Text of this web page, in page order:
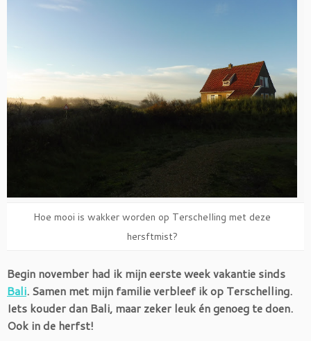
Hoe mooi is wakker worden op Terschelling met deze
hersftmist?
Begin november had ik mijn eerste week vakantie sinds
Bali. Samen met mijn familie verbleef ik op Terschelling.
Iets kouder dan Bali, maar zeker leuk én genoeg te doen.
Ook in de herfst!